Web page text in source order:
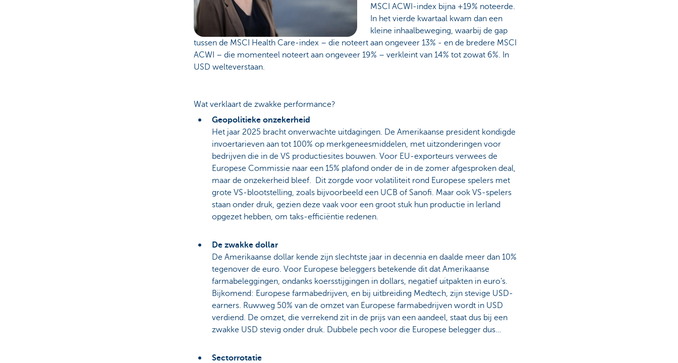
MSCI ACWI-index bijna +19% noteerde.
In het vierde kwartaal kwam dan een
kleine inhaalbeweging, waarbij de gap
tussen de MSCI Health Care-index – die noteert aan ongeveer 13% - en de bredere MSCI
ACWI – die momenteel noteert aan ongeveer 19% – verkleint van 14% tot zowat 6%. In
USD welteverstaan.
Wat verklaart de zwakke performance?
Geopolitieke onzekerheid
Het jaar 2025 bracht onverwachte uitdagingen. De Amerikaanse president kondigde
invoertarieven aan tot 100% op merkgeneesmiddelen, met uitzonderingen voor
bedrijven die in de VS productiesites bouwen. Voor EU-exporteurs verwees de
Europese Commissie naar een 15% plafond onder de in de zomer afgesproken deal,
maar de onzekerheid bleef. Dit zorgde voor volatiliteit rond Europese spelers met
grote VS-blootstelling, zoals bijvoorbeeld een UCB of Sanofi. Maar ook VS-spelers
staan onder druk, gezien deze vaak voor een groot stuk hun productie in Ierland
opgezet hebben, om taks-efficiëntie redenen.
De zwakke dollar
De Amerikaanse dollar kende zijn slechtste jaar in decennia en daalde meer dan 10%
tegenover de euro. Voor Europese beleggers betekende dit dat Amerikaanse
farmabeleggingen, ondanks koersstijgingen in dollars, negatief uitpakten in euro’s.
Bijkomend: Europese farmabedrijven, en bij uitbreiding Medtech, zijn stevige USD-
earners. Ruwweg 50% van de omzet van Europese farmabedrijven wordt in USD
verdiend. De omzet, die verrekend zit in de prijs van een aandeel, staat dus bij een
zwakke USD stevig onder druk. Dubbele pech voor die Europese belegger dus…
Sectorrotatie